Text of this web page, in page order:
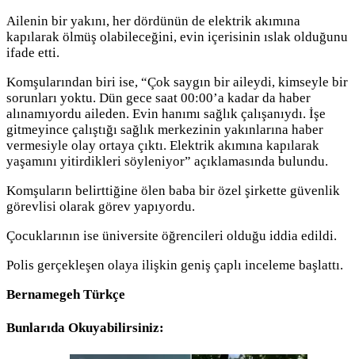
Ailenin bir yakını, her dördünün de elektrik akımına
kapılarak ölmüş olabileceğini, evin içerisinin ıslak olduğunu
ifade etti.
Komşularından biri ise, “Çok saygın bir aileydi, kimseyle bir
sorunları yoktu. Dün gece saat 00:00’a kadar da haber
alınamıyordu aileden. Evin hanımı sağlık çalışanıydı. İşe
gitmeyince çalıştığı sağlık merkezinin yakınlarına haber
vermesiyle olay ortaya çıktı. Elektrik akımına kapılarak
yaşamını yitirdikleri söyleniyor” açıklamasında bulundu.
Komşuların belirttiğine ölen baba bir özel şirkette güvenlik
görevlisi olarak görev yapıyordu.
Çocuklarının ise üniversite öğrencileri olduğu iddia edildi.
Polis gerçekleşen olaya ilişkin geniş çaplı inceleme başlattı.
Bernamegeh Türkçe
Bunlarıda Okuyabilirsiniz: